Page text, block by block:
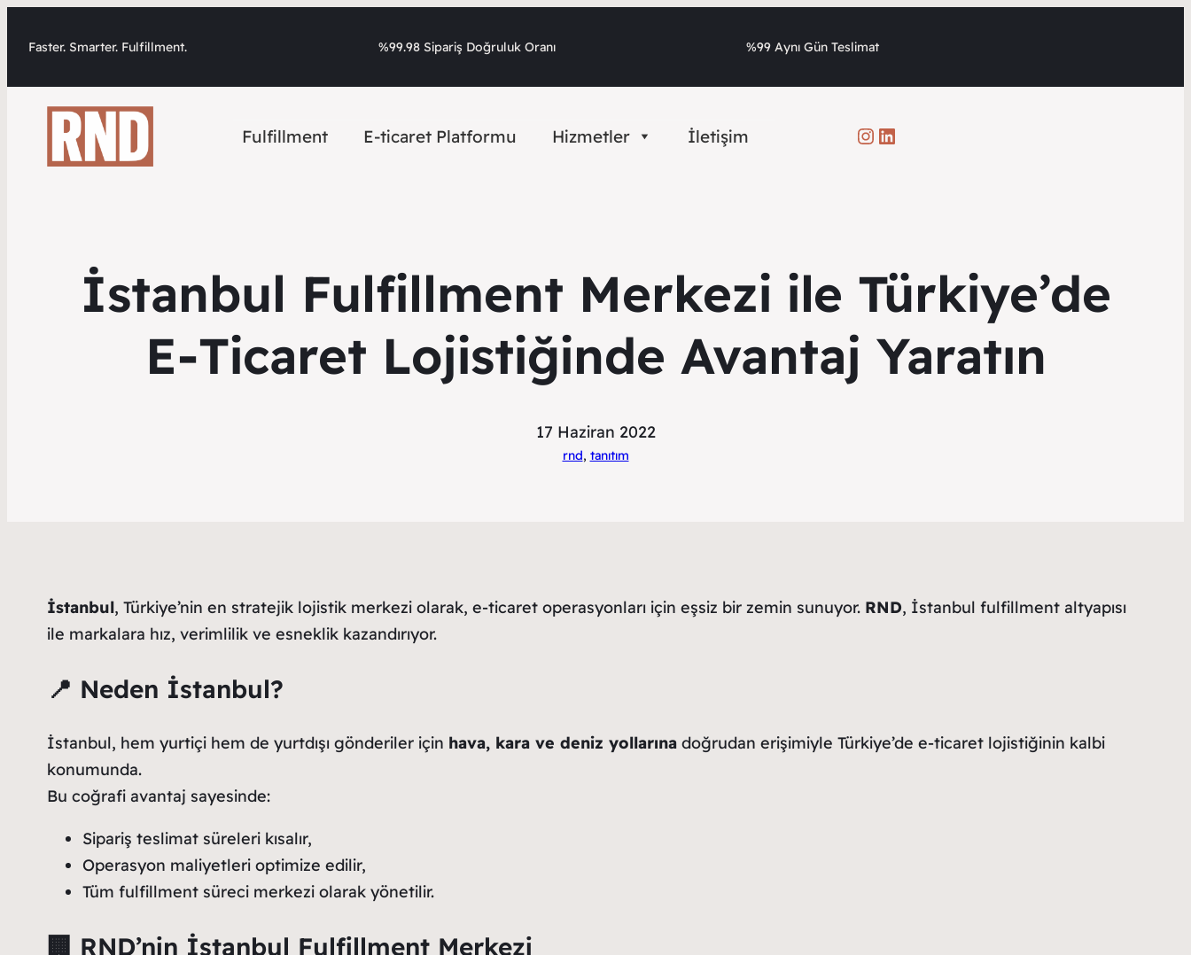
Faster. Smarter. Fulfillment. %99.98 Sipariş Doğruluk Oranı %99 Aynı Gün Teslimat
Fulfillment E-ticaret Platformu Hizmetler İletişim Instagram
LinkedIn
İstanbul Fulfillment Merkezi ile Türkiye’de
E-Ticaret Lojistiğinde Avantaj Yaratın
17 Haziran 2022
rnd, tanıtım
İstanbul, Türkiye’nin en stratejik lojistik merkezi olarak, e-ticaret operasyonları için eşsiz bir zemin sunuyor. RND, İstanbul fulfillment altyapısı
ile markalara hız, verimlilik ve esneklik kazandırıyor.
📍 Neden İstanbul?
İstanbul, hem yurtiçi hem de yurtdışı gönderiler için hava, kara ve deniz yollarınadoğrudan erişimiyle Türkiye’de e-ticaret lojistiğinin kalbi
konumunda.
Bu coğrafi avantaj sayesinde:
Sipariş teslimat süreleri kısalır,
Operasyon maliyetleri optimize edilir,
Tüm fulfillment süreci merkezi olarak yönetilir.
🏢 RND’nin İstanbul Fulfillment Merkezi